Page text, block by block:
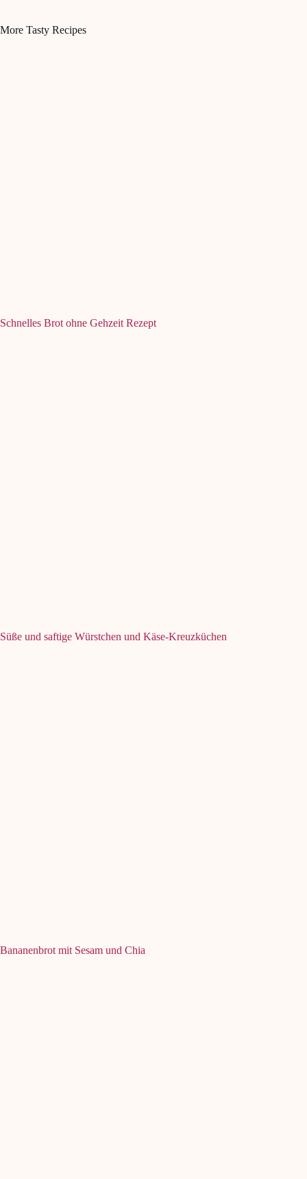
More Tasty Recipes
Schnelles Brot ohne Gehzeit Rezept
Süße und saftige Würstchen und Käse-Kreuzküchen
Bananenbrot mit Sesam und Chia